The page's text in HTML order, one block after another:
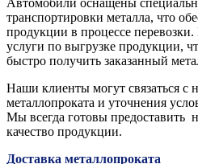
транспортировки металла, что
продукции в процессе
услуги по выгрузке продукции,
быстро получить заказанный
Наши клиенты могут связаться с
металлопроката и уточнения
Мы всегда готовы предоставить
качество продукции.
Доставка металлопроката